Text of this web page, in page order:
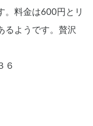
。料金は600円とリ
るようです。贅沢
６